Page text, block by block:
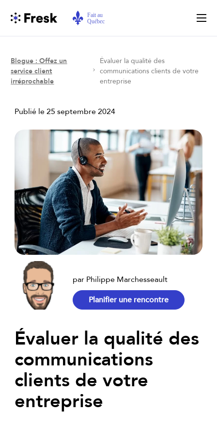
Blogue : Offez un
service client
irréprochable
Évaluer la qualité des
communications clients de votre
entreprise
Publié le25 septembre 2024
par Philippe Marchesseault
Planifier une rencontre
Évaluer la qualité des
communications
clients de votre
entreprise